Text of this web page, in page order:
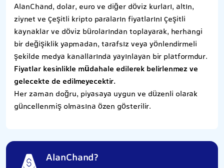
AlanChand, dolar, euro ve diğer döviz kurları, altın,
ziynet ve çeşitli kripto paraların fiyatlarını çeşitli
kaynaklar ve döviz bürolarından toplayarak, herhangi
bir değişiklik yapmadan, tarafsız veya yönlendirmeli
şekilde medya kanallarında yayınlayan bir platformdur.
Fiyatlar kesinlikle müdahale edilerek belirlenmez ve
gelecekte de edilmeyecektir.
Her zaman doğru, piyasaya uygun ve düzenli olarak
güncellenmiş olmasına özen gösterilir.
AlanChand?